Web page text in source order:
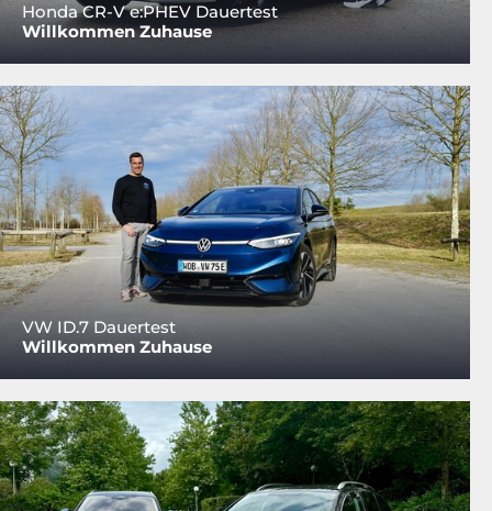
Honda CR-V e:PHEV Dauertest
Willkommen Zuhause
VW ID.7 Dauertest
Willkommen Zuhause